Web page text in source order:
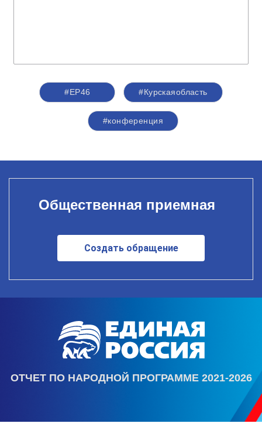
#ЕР46 #Курскаяобласть
#конференция
Общественная приемная
Создать обращение
ОТЧЕТ ПО НАРОДНОЙ ПРОГРАММЕ 2021-2026